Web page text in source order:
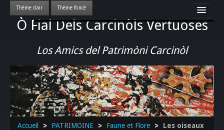
Ò Fial Dels Carcinòls Vertuoses
Los Amics del Patrimòni Carcinòl
Accueil
LES QUERCYNOIS & LEUR CULTURE
PATRIMOINE
GASTRONOMIE
ACTUALITE-CULTURE-EVENEMENTS LOCAUX
>>
Accueil > PATRIMOINE > Faune et Flore > Les oiseaux